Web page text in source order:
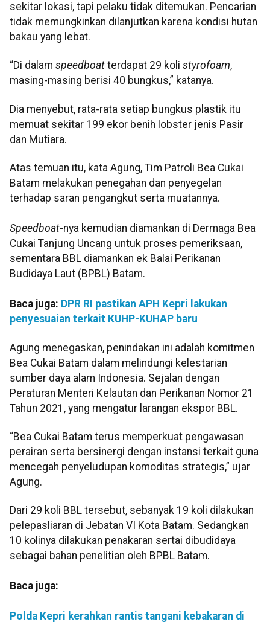
sekitar lokasi, tapi pelaku tidak ditemukan. Pencarian
tidak memungkinkan dilanjutkan karena kondisi hutan
bakau yang lebat.
“Di dalam speedboat terdapat 29 koli styrofoam,
masing-masing berisi 40 bungkus,” katanya.
Dia menyebut, rata-rata setiap bungkus plastik itu
memuat sekitar 199 ekor benih lobster jenis Pasir
dan Mutiara.
Atas temuan itu, kata Agung, Tim Patroli Bea Cukai
Batam melakukan penegahan dan penyegelan
terhadap saran pengangkut serta muatannya.
Speedboat-nya kemudian diamankan di Dermaga Bea
Cukai Tanjung Uncang untuk proses pemeriksaan,
sementara BBL diamankan ek Balai Perikanan
Budidaya Laut (BPBL) Batam.
Baca juga: DPR RI pastikan APH Kepri lakukan
penyesuaian terkait KUHP-KUHAP baru
Agung menegaskan, penindakan ini adalah komitmen
Bea Cukai Batam dalam melindungi kelestarian
sumber daya alam Indonesia. Sejalan dengan
Peraturan Menteri Kelautan dan Perikanan Nomor 21
Tahun 2021, yang mengatur larangan ekspor BBL.
“Bea Cukai Batam terus memperkuat pengawasan
perairan serta bersinergi dengan instansi terkait guna
mencegah penyeludupan komoditas strategis,” ujar
Agung.
Dari 29 koli BBL tersebut, sebanyak 19 koli dilakukan
pelepasliaran di Jebatan VI Kota Batam. Sedangkan
10 kolinya dilakukan penakaran sertai dibudidaya
sebagai bahan penelitian oleh BPBL Batam.
Baca juga:
Polda Kepri kerahkan rantis tangani kebakaran di